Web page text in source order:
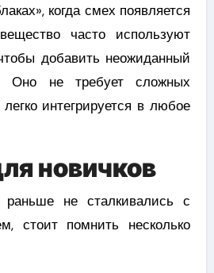
когда смех появляется
часто используют
добавить неожиданный
Оно не требует сложных
интегрируется в любое
новичков
не сталкивались с
стоит помнить несколько